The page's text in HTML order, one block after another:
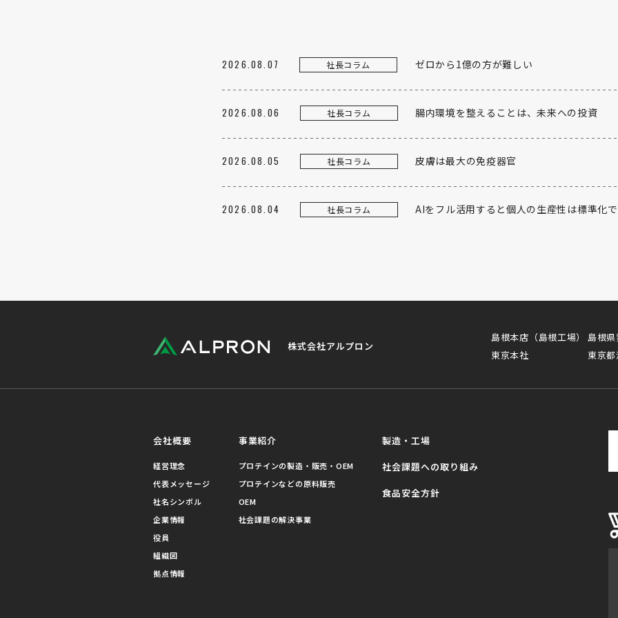
2026.08.07 社長コラム ゼロから1億の方が難しい
2026.08.06 社長コラム 腸内環境を整えることは、未来への投資
2026.08.05 社長コラム 皮膚は最大の免疫器官
2026.08.04 社長コラム AIをフル活用すると個人の生産性は標準化
株式会社アルプロン
島根本店（島根工場）
島根
東京本社
東京
会社概要
経営理念
代表メッセージ
社名シンボル
企業情報
役員
組織図
拠点情報
事業紹介
プロテインの製造・販売・OEM
プロテインなどの原料販売
OEM
社会課題の解決事業
製造・工場
社会課題への取り組み
食品安全方針